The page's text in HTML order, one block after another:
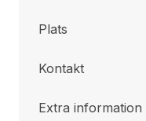
Plats
Kontakt
Extra information